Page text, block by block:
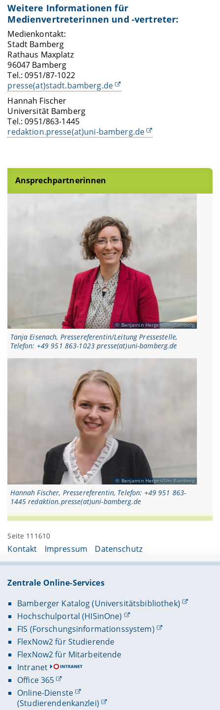
Weitere Informationen für
Medienvertreterinnen und -vertreter:
Medienkontakt:
Stadt Bamberg
Rathaus Maxplatz
96047 Bamberg
Tel.: 0951/87-1022
presse(at)stadt.bamberg.de
Hannah Fischer
Universität Bamberg
Tel.: 0951/863-1445
redaktion.presse(at)uni-bamberg.de
Ansprechpartnerinnen
Benjamin Herges/Uni Bamberg
Tanja Eisenach, Pressereferentin/Leitung Pressestelle,
Telefon: +49 951 863-1023 presse(at)uni-bamberg.de
Benjamin Herges/Uni Bamberg
Hannah Fischer, Pressereferentin, Telefon: +49 951 863-
1445 redaktion.presse(at)uni-bamberg.de
Seite 111610
Kontakt Impressum Datenschutz
Zentrale Online-Services
Bamberger Katalog (Universitätsbibliothek)
Hochschulportal (HISinOne)
FIS (Forschungsinformationssystem)
FlexNow2 für Studierende
FlexNow2 für Mitarbeitende
Intranet
Office 365
Online-Dienste
(Studierendenkanzlei)